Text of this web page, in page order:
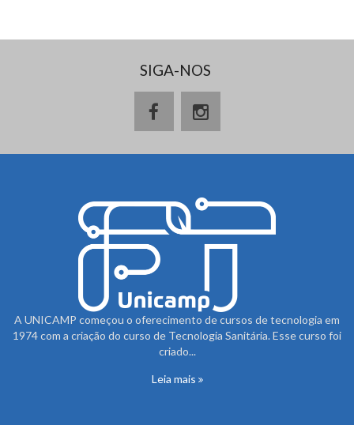
SIGA-NOS
A UNICAMP começou o oferecimento de cursos de tecnologia em
1974 com a criação do curso de Tecnologia Sanitária. Esse curso foi
criado...
Leia mais